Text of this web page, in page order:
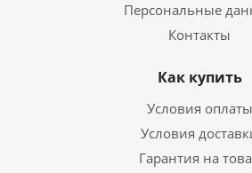
Персональные
Контакты
Как купить
Условия оплаты
Условия
Гарантия на